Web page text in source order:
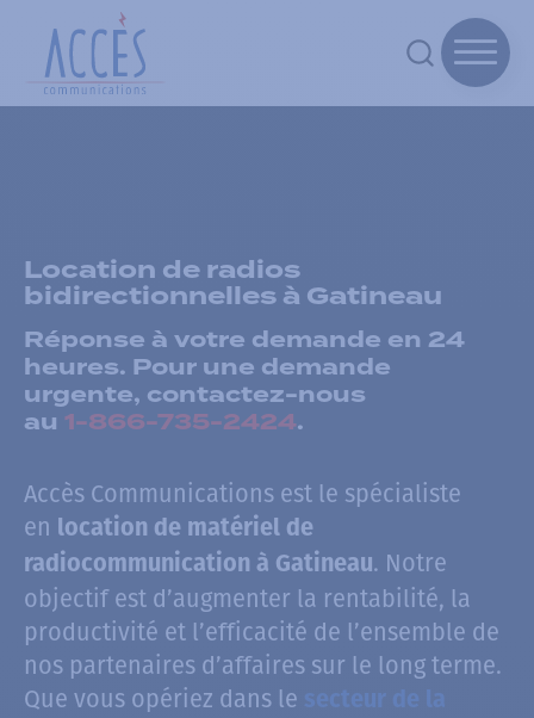
Location de radios
bidirectionnelles à Gatineau
Réponse à votre demande en 24
heures. Pour une demande
urgente, contactez-nous
au 1-866-735-2424.
Accès Communications est le spécialiste
en location de matériel de
radiocommunication à Gatineau. Notre
objectif est d’augmenter la rentabilité, la
productivité et l’efficacité de l’ensemble de
nos partenaires d’affaires sur le long terme.
Que vous opériez dans le secteur de la